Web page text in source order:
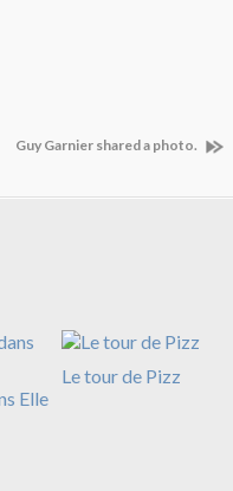
Guy Garnier shared a photo.
Elle
Le tour de Pizz